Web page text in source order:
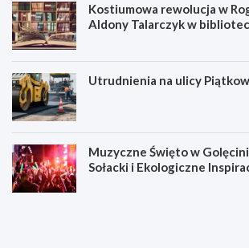
Kostiumowa rewolucja w
Aldony Talarczyk w
Utrudnienia na ulicy
Muzyczne Święto w
Sołacki i Ekologiczne
W
K